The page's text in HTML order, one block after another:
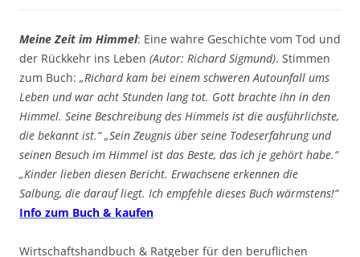
Meine Zeit im Himmel: Eine wahre Geschichte vom Tod und
der Rückkehr ins Leben (Autor: Richard Sigmund). Stimmen
zum Buch: „Richard kam bei einem schweren Autounfall ums
Leben und war acht Stunden lang tot. Gott brachte ihn in den
Himmel. Seine Beschreibung des Himmels ist die ausführlichste,
die bekannt ist.“ „Sein Zeugnis über seine Todeserfahrung und
seinen Besuch im Himmel ist das Beste, das ich je gehört habe.“
„Kinder lieben diesen Bericht. Erwachsene erkennen die
Salbung, die darauf liegt. Ich empfehle dieses Buch wärmstens!“
Info zum Buch & kaufen
Wirtschaftshandbuch & Ratgeber für den beruflichen